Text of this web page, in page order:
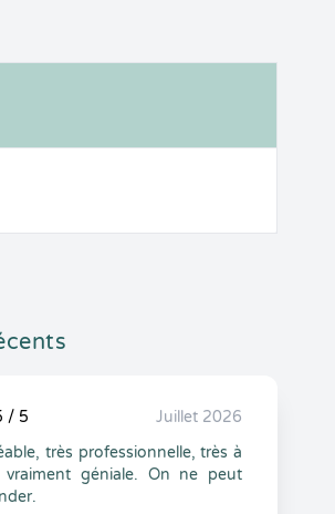
/ 5
Juillet 2026
très professionnelle, très à
vraiment géniale. On ne peut